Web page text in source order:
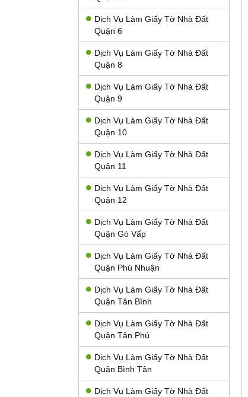
Dịch Vụ Làm Giấy Tờ Nhà Đất
Quận 6
Dịch Vụ Làm Giấy Tờ Nhà Đất
Quận 8
Dịch Vụ Làm Giấy Tờ Nhà Đất
Quận 9
Dịch Vụ Làm Giấy Tờ Nhà Đất
Quận 10
Dịch Vụ Làm Giấy Tờ Nhà Đất
Quận 11
Dịch Vụ Làm Giấy Tờ Nhà Đất
Quận 12
Dịch Vụ Làm Giấy Tờ Nhà Đất
Quận Gò Vấp
Dịch Vụ Làm Giấy Tờ Nhà Đất
Quận Phú Nhuận
Dịch Vụ Làm Giấy Tờ Nhà Đất
Quận Tân Bình
Dịch Vụ Làm Giấy Tờ Nhà Đất
Quận Tân Phú
Dịch Vụ Làm Giấy Tờ Nhà Đất
Quận Bình Tân
Dịch Vụ Làm Giấy Tờ Nhà Đất